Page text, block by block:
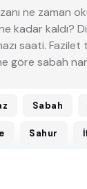
ne zaman
kadar kaldı?
saati. Fazilet
göre sabah
Sabah
Sahur